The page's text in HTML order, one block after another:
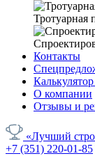
Тротуарная
Контакты
О компании
Отзывы и
«Лучший
+7 (351) 220-01-85